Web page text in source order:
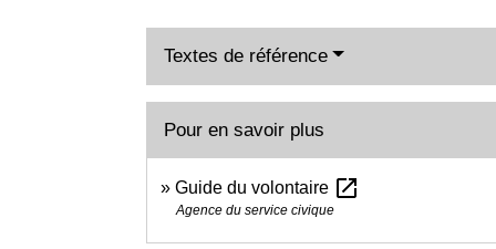
Textes de référence
Pour en savoir plus
Guide du volontaire open_in_new
Agence du service civique